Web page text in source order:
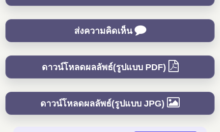
ส่งความคิดเห็น
ดาวน์โหลดผลลัพธ์(รูปแบบ PDF)
ดาวน์โหลดผลลัพธ์(รูปแบบ JPG)